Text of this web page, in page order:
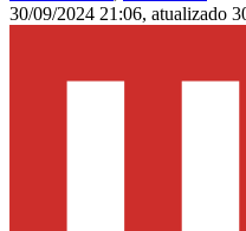
30/09/2024 21:06, atualizado